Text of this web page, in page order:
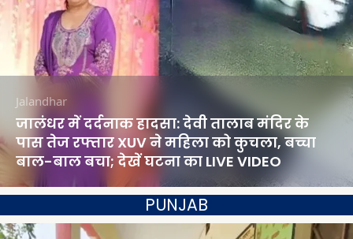
Jalandhar
जालंधर में दर्दनाक हादसा: देवी तालाब मंदिर के
पास तेज रफ्तार XUV ने महिला को कुचला, बच्चा
बाल-बाल बचा; देखें घटना का LIVE VIDEO
PUNJAB